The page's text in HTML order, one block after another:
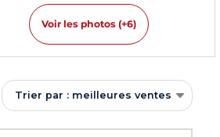
Voir les photos (+6)
Trier par : meilleures ventes